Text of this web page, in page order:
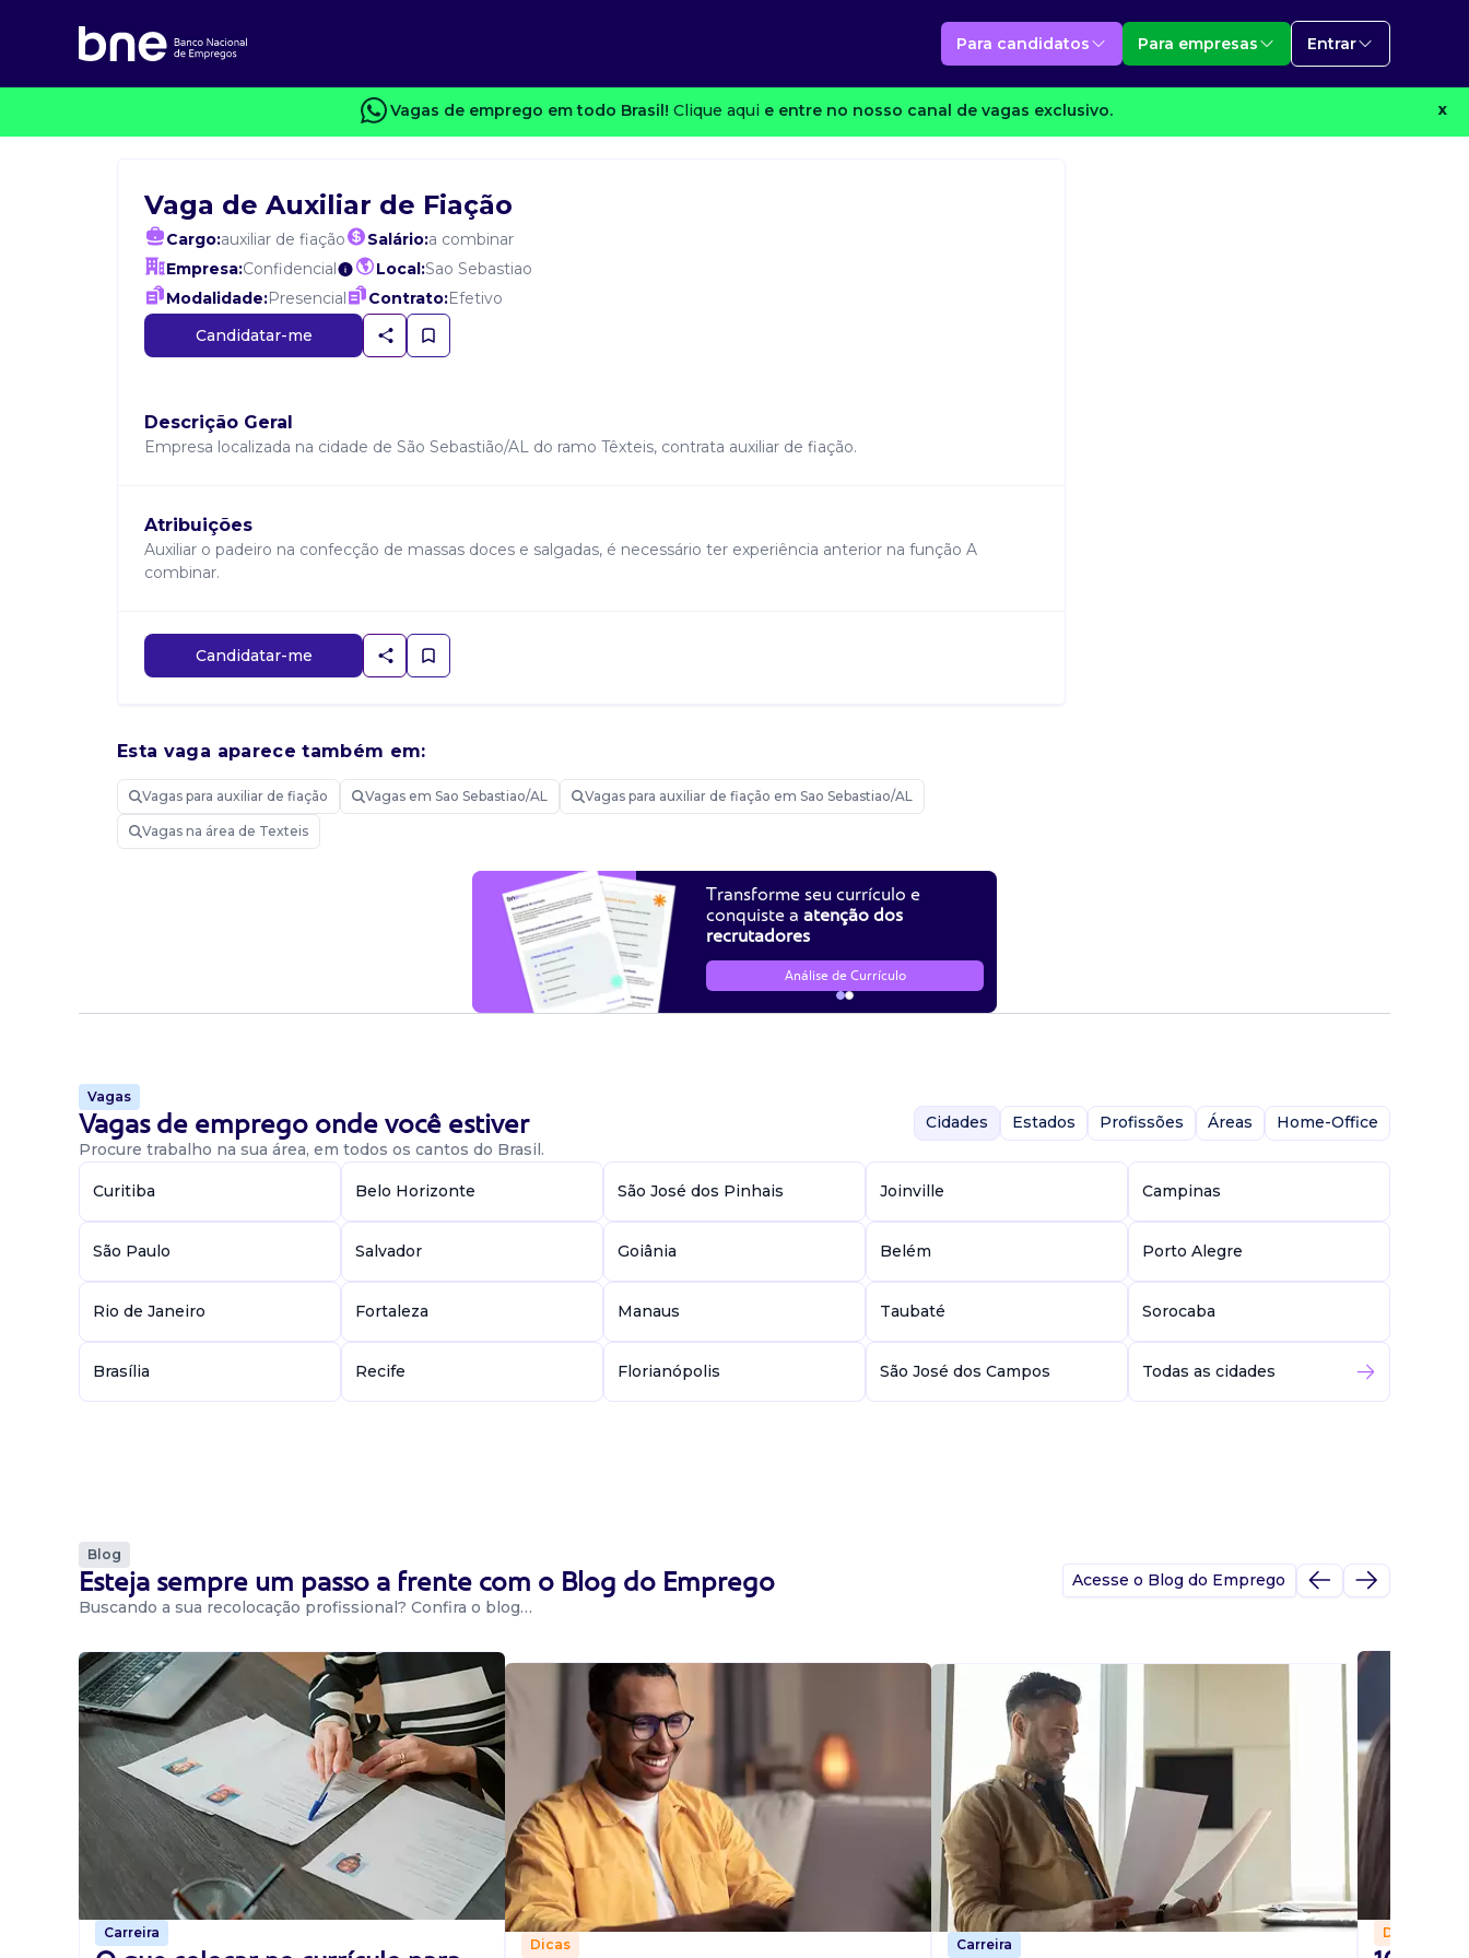
Para candidatos Para empresas Entrar
Vagas de emprego em todo Brasil! Clique aqui e entre no nosso canal de vagas exclusivo. X
Vaga de Auxiliar de Fiação
Cargo:auxiliar de fiação Salário:a combinar
Empresa:Confidencial Local:Sao Sebastiao
Modalidade:Presencial Contrato:Efetivo
Candidatar-me
Descrição Geral
Empresa localizada na cidade de São Sebastião/AL do ramo Têxteis, contrata auxiliar de fiação.
Atribuições
Auxiliar o padeiro na confecção de massas doces e salgadas, é necessário ter experiência anterior na função A
combinar.
Candidatar-me
Esta vaga aparece também em:
Vagas para auxiliar de fiação Vagas em Sao Sebastiao/AL Vagas para auxiliar de fiação em Sao Sebastiao/AL
Vagas na área de Texteis
Transforme seu currículo e
conquiste a atenção dos
recrutadores
Análise de Currículo
Vagas
Vagas de emprego onde você estiver
Procure trabalho na sua área, em todos os cantos do Brasil.
Cidades Estados Profissões Áreas Home-Office
Curitiba Belo Horizonte São José dos Pinhais Joinville Campinas
São Paulo Salvador Goiânia Belém Porto Alegre
Rio de Janeiro Fortaleza Manaus Taubaté Sorocaba
Brasília Recife Florianópolis São José dos Campos Todas as cidades
Blog
Esteja sempre um passo a frente com o Blog do Emprego
Buscando a sua recolocação profissional? Confira o blog…
Acesse o Blog do Emprego
Carreira
Dicas Carreira
Dicas